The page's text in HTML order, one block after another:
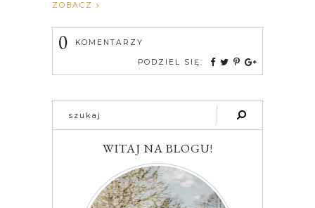
ZOBACZ
0 KOMENTARZY
PODZIEL SIĘ:
WITAJ NA BLOGU!